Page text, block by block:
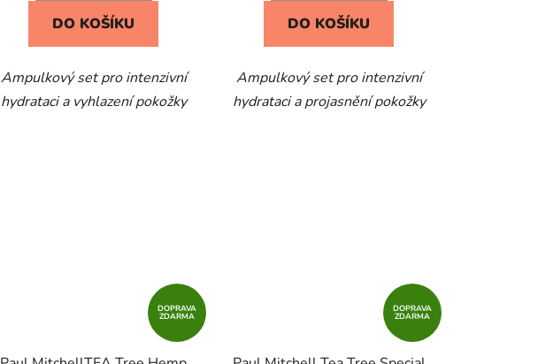
DO KOŠÍKU
Ampulkový set pro intenzivní
hydrataci a vyhlazení pokožky
DO KOŠÍKU
Ampulkový set pro intenzivní
hydrataci a projasnění pokožky
DOPRAVA
ZDARMA
DOPRAVA
ZDARMA